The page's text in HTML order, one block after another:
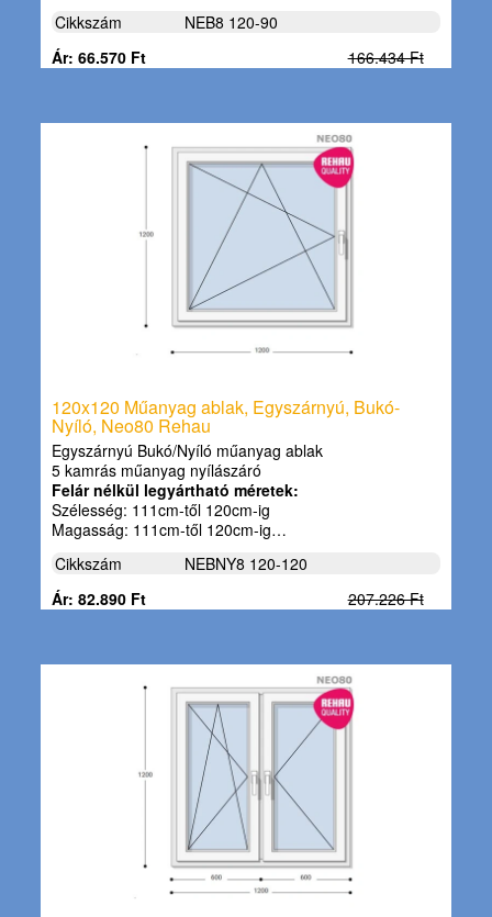
Cikkszám
NEB8 120-90
Ár: 66.570 Ft
166.434 Ft
120x120 Műanyag ablak, Egyszárnyú, Bukó-
Nyíló, Neo80 Rehau
Egyszárnyú Bukó/Nyíló műanyag ablak
5 kamrás műanyag nyílászáró
Felár nélkül legyártható méretek:
Szélesség: 111cm-től 120cm-ig
Magasság: 111cm-től 120cm-ig…
Cikkszám
NEBNY8 120-120
Ár: 82.890 Ft
207.226 Ft